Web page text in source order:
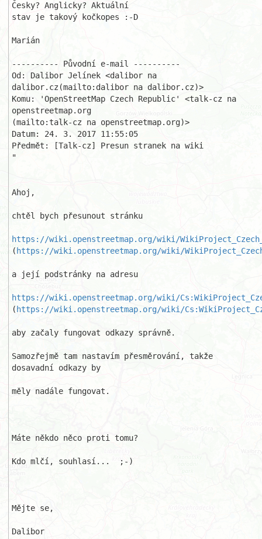
Česky? Anglicky? Aktuální
stav je takový kočkopes :-D
Marián
---------- Původní e-mail ----------
Od: Dalibor Jelínek <dalibor na
dalibor.cz(mailto:dalibor na dalibor.cz)>
Komu: 'OpenStreetMap Czech Republic' <talk-cz na
openstreetmap.org
(mailto:talk-cz na openstreetmap.org)>
Datum: 24. 3. 2017 11:55:05
Předmět: [Talk-cz] Presun stranek na wiki
"
Ahoj,
chtěl bych přesunout stránku
https://wiki.openstreetmap.org/wiki/
( https://wiki.openstreetmap.org/wiki/
a její podstránky na adresu
https://wiki.openstreetmap.org/wiki/
( https://wiki.openstreetmap.org/wiki/
aby začaly fungovat odkazy správně.
Samozřejmě tam nastavím přesměrování, takže
dosavadní odkazy by
měly nadále fungovat.
Máte někdo něco proti tomu?
Kdo mlčí, souhlasí...  ;-)
Mějte se,
Dalibor